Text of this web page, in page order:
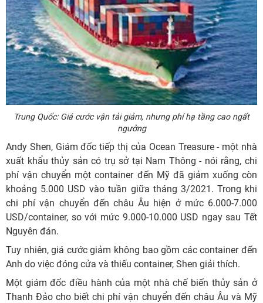
Trung Quốc: Giá cước vận tải giảm, nhưng phí hạ tầng cao ngất
ngưởng
Andy Shen, Giám đốc tiếp thị của Ocean Treasure - một nhà
xuất khẩu thủy sản có trụ sở tại Nam Thông - nói rằng, chi
phí vận chuyển một container đến Mỹ đã giảm xuống còn
khoảng 5.000 USD vào tuần giữa tháng 3/2021. Trong khi
chi phí vận chuyển đến châu Âu hiện ở mức 6.000-7.000
USD/container, so với mức 9.000-10.000 USD ngay sau Tết
Nguyên đán.
Tuy nhiên, giá cước giảm không bao gồm các container đến
Anh do việc đóng cửa và thiếu container, Shen giải thích.
Một giám đốc điều hành của một nhà chế biến thủy sản ở
Thanh Đảo cho biết chi phí vận chuyển đến châu Âu và Mỹ